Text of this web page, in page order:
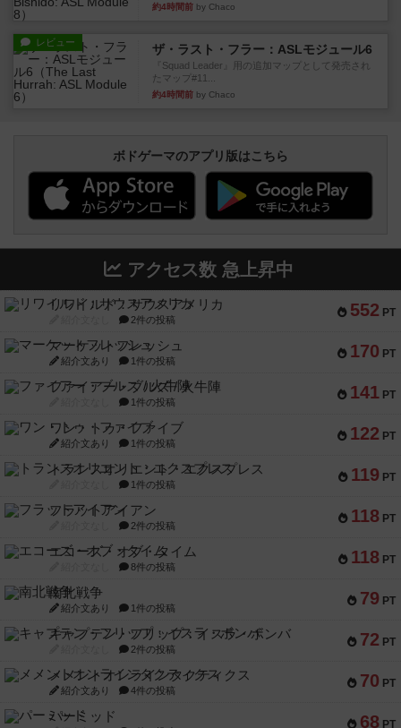
約4時間前 by Chaco
レビュー ザ・ラスト・フラー：ASLモジュール6
『Squad Leader』用の追加マップとして発売され
たマップ#11...
約4時間前 by Chaco
ボドゲーマのアプリ版はこちら
アクセス数 急上昇中
552 PT
リワイルド：サウスアメリカ
2件の投稿
170 PT
マーケットフレッシュ
紹介文あり 1件の投稿
141 PT
ファイアー・ブルズ / 火牛陣
1件の投稿
122 PT
ワン・トゥ・ファイブ
紹介文あり 1件の投稿
119 PT
トランスオリエント・エクスプレス
1件の投稿
118 PT
フラットアイアン
2件の投稿
118 PT
エコーズ・オブ・タイム
8件の投稿
79 PT
南北戦争
紹介文あり 1件の投稿
72 PT
キャプテン・フリップ：イスラ・ボンバ
2件の投稿
70 PT
メメントオンラインタクティクス
紹介文あり 4件の投稿
68 PT
パーミッド